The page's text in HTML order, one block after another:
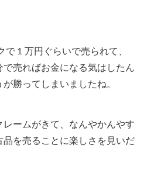
１万円ぐらいで売られて、
で売ればお金になる気はしたん
勝ってしまいましたね。
ームがきて、なんやかんやす
を売ることに楽しさを見いだ